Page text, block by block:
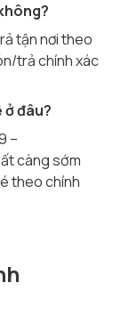
tận nơi theo
trả chính xác
ở đâu?
–
càng sớm
theo chính